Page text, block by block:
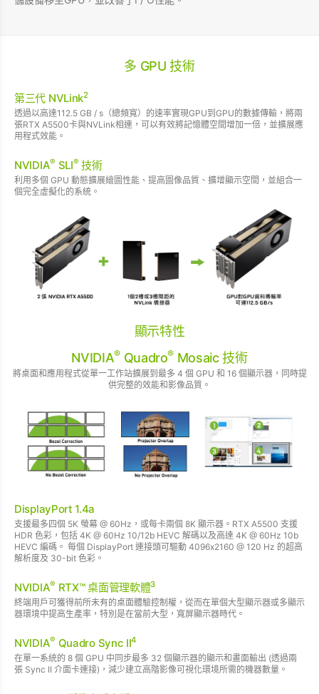
多 GPU 技術
第三代 NVLink2
透過以高達112.5 GB / s（總頻寬）的速率實現GPU到GPU的數據傳輸，將兩
張RTX A5500卡與NVLink相連，可以有效將記憶體空間增加一倍，並擴展應
用程式效能。
NVIDIA® SLI® 技術
利用多個 GPU 動態擴展繪圖性能、提高圖像品質、擴增顯示空間，並組合一
個完全虛擬化的系統。
顯示特性
NVIDIA®Quadro® Mosaic 技術
將桌面和應用程式從單一工作站擴展到最多 4 個 GPU 和 16 個顯示器，同時提
供完整的效能和影像品質。
DisplayPort 1.4a
支援最多四個 5K 螢幕 @ 60Hz，或每卡兩個 8K 顯示器。RTX A5500 支援
HDR 色彩，包括 4K @ 60Hz 10/12b HEVC 解碼以及高達 4K @ 60Hz 10b
HEVC 編碼。 每個 DisplayPort 連接頭可驅動 4096x2160 @ 120 Hz 的超高
解析度及 30-bit 色彩。
NVIDIA® RTX™ 桌面管理軟體3
終端用戶可獲得前所未有的桌面體驗控制權，從而在單個大型顯示器或多顯示
器環境中提高生產率，特別是在當前大型，寬屏顯示器時代。
NVIDIA® Quadro Sync II4
在單一系統的 8 個 GPU 中同步最多 32 個顯示器的顯示和畫面輸出 (透過兩
張 Sync II 介面卡連接)，減少建立高階影像可視化環境所需的機器數量。